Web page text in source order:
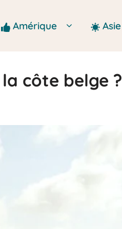
Amérique Asie
côte belge ?